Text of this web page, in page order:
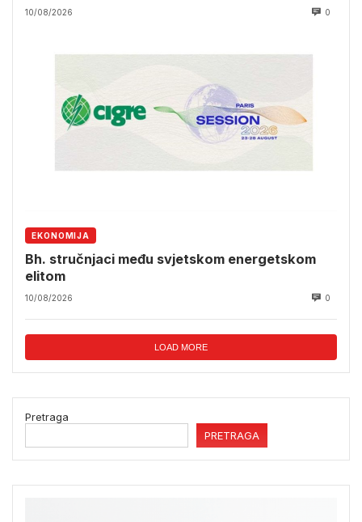
10/08/2026 0
EKONOMIJA
Bh. stručnjaci među svjetskom energetskom
elitom
10/08/2026 0
LOAD MORE
Pretraga
PRETRAGA